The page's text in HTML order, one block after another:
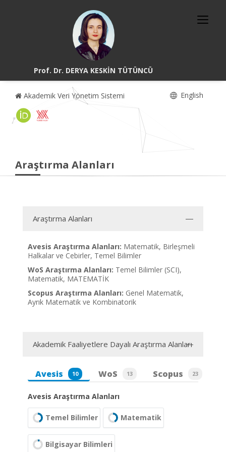
Prof. Dr. DERYA KESKİN TÜTÜNCÜ
Akademik Veri Yönetim Sistemi English
Araştırma Alanları
Araştırma Alanları
Avesis Araştırma Alanları: Matematik, Birleşmeli
Halkalar ve Cebirler, Temel Bilimler
WoS Araştırma Alanları: Temel Bilimler (SCI),
Matematik, MATEMATİK
Scopus Araştırma Alanları: Genel Matematik,
Ayrık Matematik ve Kombinatorik
Akademik Faaliyetlere Dayalı Araştırma Alanları
Avesis 10 WoS 13 Scopus 23
Avesis Araştırma Alanları
Temel Bilimler Matematik
Bilgisayar Bilimleri